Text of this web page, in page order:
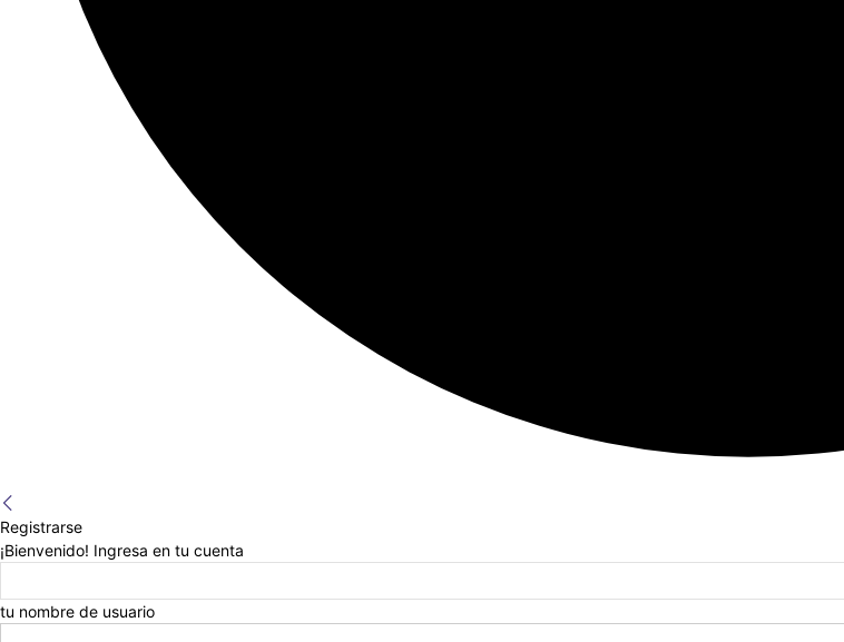
Registrarse
¡Bienvenido! Ingresa en tu cuenta
tu nombre de usuario